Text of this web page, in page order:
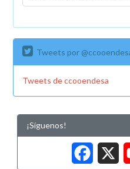
Tweets por
Tweets de ccooendesa
¡Síguenos!